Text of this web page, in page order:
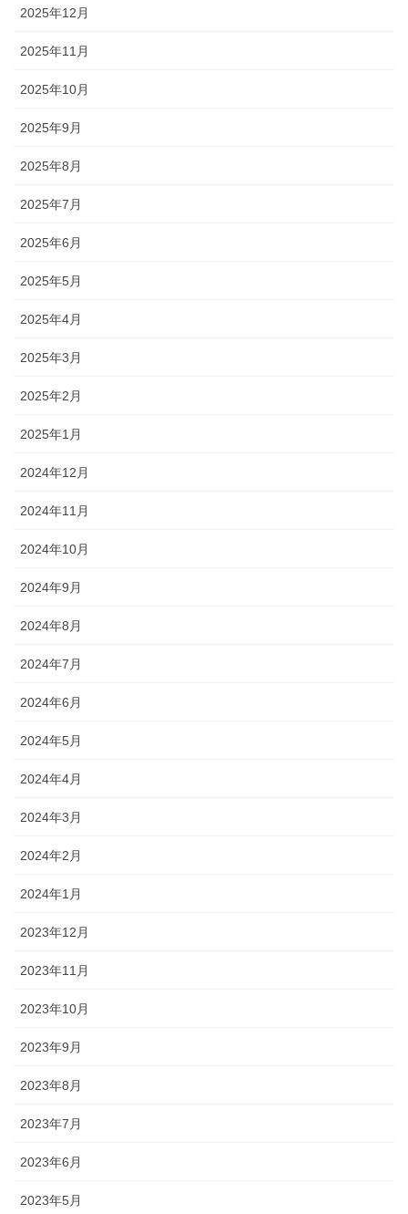
2025年12月
2025年11月
2025年10月
2025年9月
2025年8月
2025年7月
2025年6月
2025年5月
2025年4月
2025年3月
2025年2月
2025年1月
2024年12月
2024年11月
2024年10月
2024年9月
2024年8月
2024年7月
2024年6月
2024年5月
2024年4月
2024年3月
2024年2月
2024年1月
2023年12月
2023年11月
2023年10月
2023年9月
2023年8月
2023年7月
2023年6月
2023年5月